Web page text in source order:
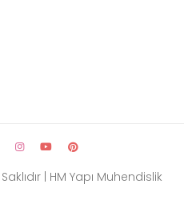
| HM Yapı Muhendislik